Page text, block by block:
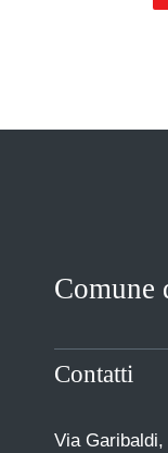
Comune
Contatti
Via